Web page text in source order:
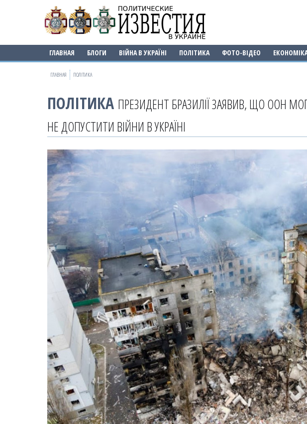
ГЛАВНАЯ БЛОГИ ВІЙНА В УКРАЇНІ ПОЛІТИКА ФОТО-ВІДЕО
ГЛАВНАЯ ПОЛІТИКА
ПОЛІТИКА ПРЕЗИДЕНТ БРАЗИЛІЇ ЗАЯВИВ, ЩО ООН
НЕ ДОПУСТИТИ ВІЙНИ В УКРАЇНІ